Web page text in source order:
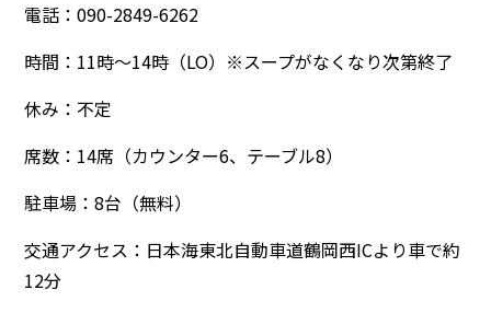
電話：090-2849-6262
時間：11時～14時（LO）※スープがなくなり次第終了
休み：不定
席数：14席（カウンター6、テーブル8）
駐車場：8台（無料）
交通アクセス：日本海東北自動車道鶴岡西ICより車で約
12分